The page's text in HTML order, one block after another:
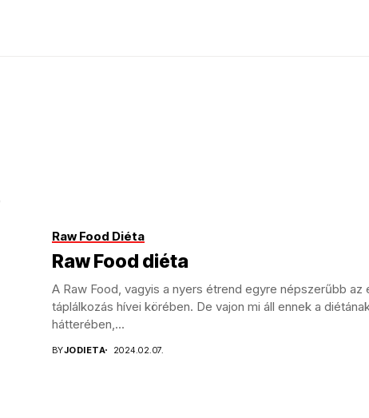
Raw Food Diéta
Raw Food diéta
A Raw Food, vagyis a nyers étrend egyre népszerűbb az
táplálkozás hívei körében. De vajon mi áll ennek a
hátterében,...
BYJODIETA 2024.02.07.